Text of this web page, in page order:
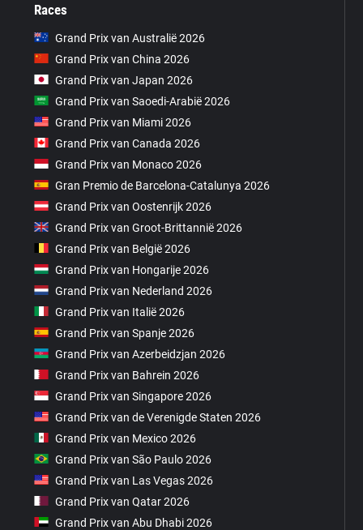
Races
Grand Prix van Australië 2026
Grand Prix van China 2026
Grand Prix van Japan 2026
Grand Prix van Saoedi-Arabië 2026
Grand Prix van Miami 2026
Grand Prix van Canada 2026
Grand Prix van Monaco 2026
Gran Premio de Barcelona-Catalunya 2026
Grand Prix van Oostenrijk 2026
Grand Prix van Groot-Brittannië 2026
Grand Prix van België 2026
Grand Prix van Hongarije 2026
Grand Prix van Nederland 2026
Grand Prix van Italië 2026
Grand Prix van Spanje 2026
Grand Prix van Azerbeidzjan 2026
Grand Prix van Bahrein 2026
Grand Prix van Singapore 2026
Grand Prix van de Verenigde Staten 2026
Grand Prix van Mexico 2026
Grand Prix van São Paulo 2026
Grand Prix van Las Vegas 2026
Grand Prix van Qatar 2026
Grand Prix van Abu Dhabi 2026